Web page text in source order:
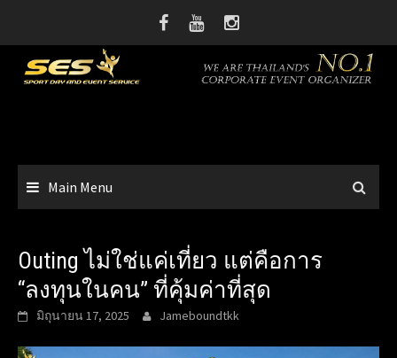
Main Menu
Outing ไม่ใช่แค่เที่ยว แต่คือการ
“ลงทุนในคน” ที่คุ้มค่าที่สุด
มิถุนายน 17, 2025 Jameboundtkk